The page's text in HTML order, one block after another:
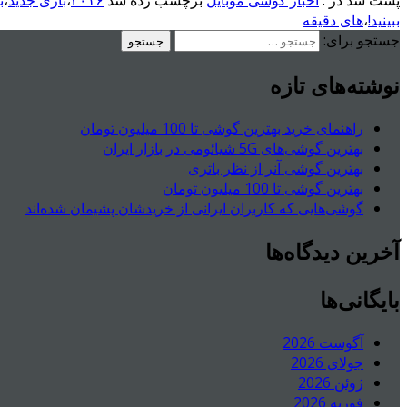
ببینید!،های دقیقه
جستجو برای:
نوشته‌های تازه
راهنمای خرید بهترین گوشی تا 100 میلیون تومان
بهترین گوشی‌های 5G شیائومی در بازار ایران
بهترین گوشی آنر از نظر باتری
بهترین گوشی تا 100 میلیون تومان
گوشی‌هایی که کاربران ایرانی از خریدشان پشیمان شده‌اند
آخرین دیدگاه‌ها
بایگانی‌ها
آگوست 2026
جولای 2026
ژوئن 2026
فوریه 2026